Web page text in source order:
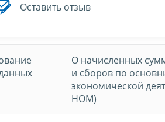
О начисленных
и сборов по
экономической
НОМ)
Оставить отзыв